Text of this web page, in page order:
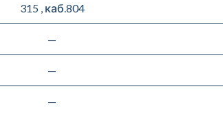
315 , каб.804
—
—
—